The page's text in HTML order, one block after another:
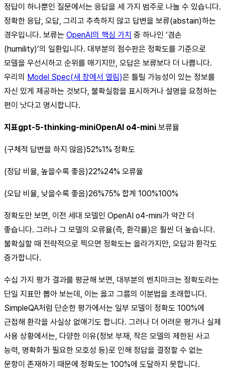
정답이 하나뿐인 질문에서는 응답을 세 가지 범주로 나눌 수 있습니다.
정확한 응답, 오답, 그리고 추측하지 않고 답변을 보류(abstain)하는
경우입니다. 보류는 OpenAI의 핵심 가치 중 하나인 ‘겸손
(humility)’의 일환입니다. 대부분의 점수판은 정확도를 기준으로
모델을 우선시하고 순위를 매기지만, 오답은 보류보다 더 나쁩니다.
우리의 Model Spec(새 창에서 열림)은 틀릴 가능성이 있는 정보를
자신 있게 제공하는 것보다, 불확실함을 표시하거나 설명을 요청하는
편이 낫다고 명시합니다.
지표gpt-5-thinking-miniOpenAI o4-mini 보류율
(구체적 답변을 하지 않음)52%1% 정확도
(정답 비율, 높을수록 좋음)22%24% 오류율
(오답 비율, 낮을수록 좋음)26%75% 합계 100%100%
정확도만 보면, 이전 세대 모델인 OpenAI o4-mini가 약간 더
좋습니다. 그러나 그 모델의 오류율(즉, 환각률)은 훨씬 더 높습니다.
불확실할 때 전략적으로 찍으면 정확도는 올라가지만, 오답과 환각도
증가합니다.
수십 가지 평가 결과를 평균해 보면, 대부분의 벤치마크는 정확도라는
단일 지표만 뽑아 보는데, 이는 옳고 그름의 이분법을 초래합니다.
SimpleQA처럼 단순한 평가에서는 일부 모델이 정확도 100%에
근접해 환각을 사실상 없애기도 합니다. 그러나 더 어려운 평가나 실제
사용 상황에서는, 다양한 이유(정보 부재, 작은 모델의 제한된 사고
능력, 명확화가 필요한 모호성 등)로 인해 정답을 결정할 수 없는
문항이 존재하기 때문에 정확도는 100%에 도달하지 못합니다.